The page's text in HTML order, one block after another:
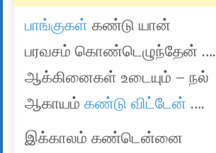
பாங்குகள்கண்டு யான்
பரவசம் கொண்டெழுந்தேன் ….
ஆக்கினைகள் உடையும் – நல்
ஆகாயம்கண்டு விட்டேன் ….
இக்காலம் கண்டென்னை